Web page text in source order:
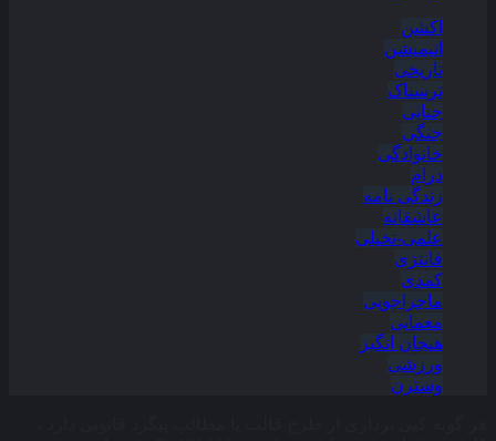
اکشن
انیمیشن
تاریخی
ترسناک
جنایی
جنگی
خانوادگی
درام
زندگی نامه
عاشقانه
علمی-تخیلی
فانتزی
کمدی
ماجراجویی
معمایی
هیجان انگیز
ورزشی
وسترن